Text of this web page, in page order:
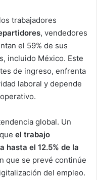
trabajadores
, vendedores
el 59% de sus
incluido México. Este
de ingreso, enfrenta
laboral y depende
global. Un
el trabajo
hasta el 12.5% de la
que se prevé continúe
del empleo.